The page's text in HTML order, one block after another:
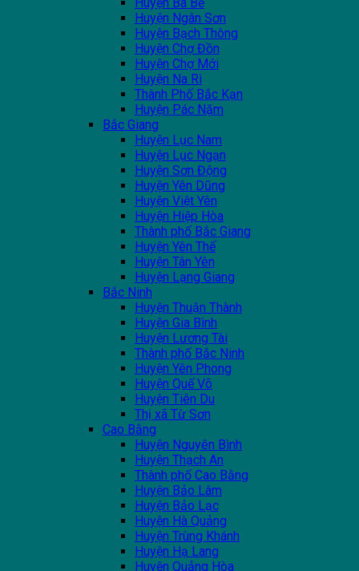
Huyện Ngân Sơn
Huyện Bạch Thông
Huyện Chợ Đồn
Huyện Chợ Mới
Huyện Na Rì
Thành Phố Bắc Kạn
Huyện Pác Nặm
Bắc Giang
Huyện Lục Nam
Huyện Lục Ngạn
Huyện Sơn Động
Huyện Yên Dũng
Huyện Việt Yên
Huyện Hiệp Hòa
Thành phố Bắc Giang
Huyện Yên Thế
Huyện Tân Yên
Huyện Lạng Giang
Bắc Ninh
Huyện Thuận Thành
Huyện Gia Bình
Huyện Lương Tài
Thành phố Bắc Ninh
Huyện Yên Phong
Huyện Quế Võ
Huyện Tiên Du
Thị xã Từ Sơn
Cao Bằng
Huyện Nguyên Bình
Huyện Thạch An
Thành phố Cao Bằng
Huyện Bảo Lâm
Huyện Bảo Lạc
Huyện Hà Quảng
Huyện Trùng Khánh
Huyện Hạ Lang
Huyện Quảng Hòa